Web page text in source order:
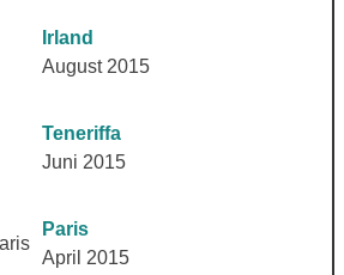
Irland
August 2015
Teneriffa
Juni 2015
Paris
April 2015